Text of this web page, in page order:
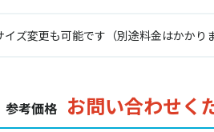
イズ変更も可能です（別途料金はかかり
参考価格 お問い合わせく